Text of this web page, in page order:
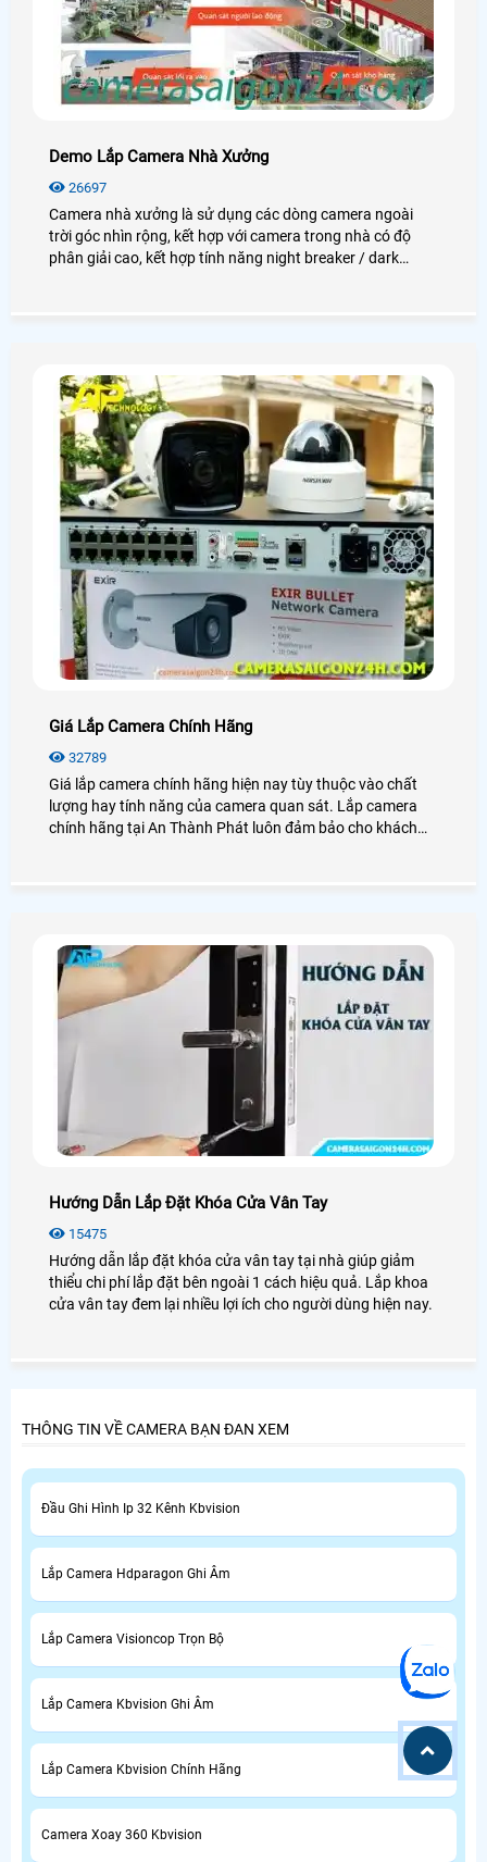
Demo Lắp Camera Nhà Xưởng
26697
Camera nhà xưởng là sử dụng các dòng camera ngoài
trời góc nhìn rộng, kết hợp với camera trong nhà có độ
phân giải cao, kết hợp tính năng night breaker / dark
Giá Lắp Camera Chính Hãng
32789
Giá lắp camera chính hãng hiện nay tùy thuộc vào chất
lượng hay tính năng của camera quan sát. Lắp camera
chính hãng tại An Thành Phát luôn đảm bảo cho khách
Hướng Dẫn Lắp Đặt Khóa Cửa Vân Tay
15475
Hướng dẫn lắp đặt khóa cửa vân tay tại nhà giúp giảm
thiểu chi phí lắp đặt bên ngoài 1 cách hiệu quả. Lắp khoa
cửa vân tay đem lại nhiều lợi ích cho người dùng hiện nay.
THÔNG TIN VỀ CAMERA BẠN ĐAN XEM
Đầu Ghi Hình Ip 32 Kênh Kbvision
Lắp Camera Hdparagon Ghi Âm
Lắp Camera Visioncop Trọn Bộ
Lắp Camera Kbvision Ghi Âm
Lắp Camera Kbvision Chính Hãng
Camera Xoay 360 Kbvision